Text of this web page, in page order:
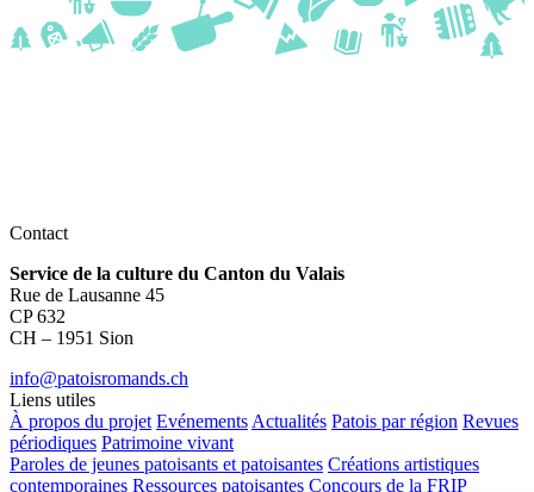
Contact
Service de la culture du Canton du Valais
Rue de Lausanne 45
CP 632
CH – 1951 Sion
info@patoisromands.ch
Liens utiles
À propos du projet Evénements Actualités Patois par région Revues
périodiques Patrimoine vivant
Paroles de jeunes patoisants et patoisantes Créations artistiques
contemporaines Ressources patoisantes Concours de la FRIP